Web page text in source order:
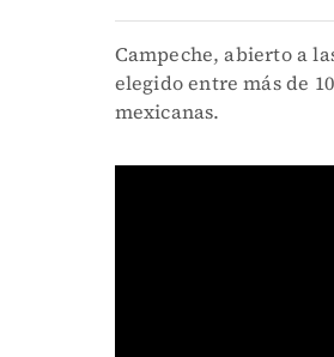
Campeche, abierto a
elegido entre más de
mexicanas.